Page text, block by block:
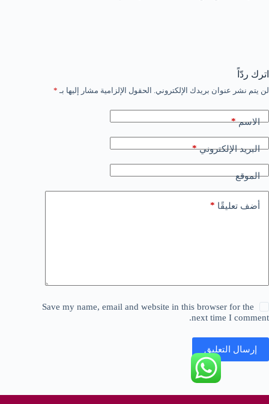
اترك ردّاً
لن يتم نشر عنوان بريدك الإلكتروني. الحقول الإلزامية مشار إليها بـ *
الاسم*
البريد الإلكتروني*
الموقع
أضف تعليقًا *
Save my name, email and website in this browser for the
next time I comment.
إرسال التعليق